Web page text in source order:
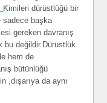
Kimileri dürüstlüğü bir
sadece başka
gereken davranış
bu değildir.Dürüstlük
hem de
bütünlüğü
,dışarıya da aynı